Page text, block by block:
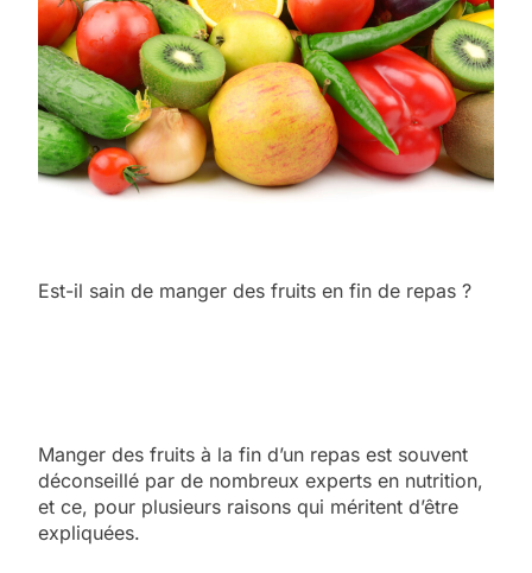
Est-il sain de manger des fruits en fin de repas ?
Manger des fruits à la fin d’un repas est souvent
déconseillé par de nombreux experts en nutrition,
et ce, pour plusieurs raisons qui méritent d’être
expliquées.